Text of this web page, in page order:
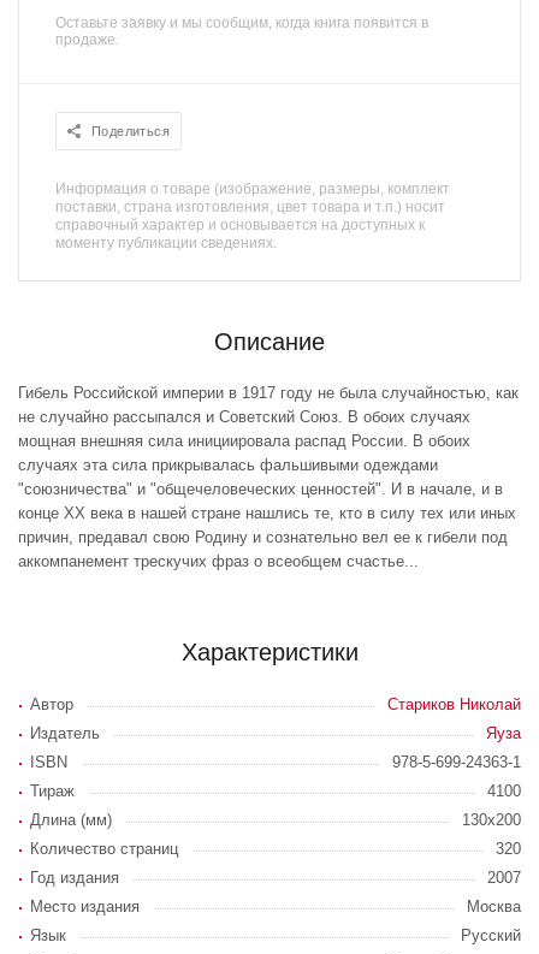
Оставьте заявку и мы сообщим, когда книга появится в
продаже.
Поделиться
Информация о товаре (изображение, размеры, комплект
поставки, страна изготовления, цвет товара и т.п.) носит
справочный характер и основывается на доступных к
моменту публикации сведениях.
Описание
Гибель Российской империи в 1917 году не была случайностью, как
не случайно рассыпался и Советский Союз. В обоих случаях
мощная внешняя сила инициировала распад России. В обоих
случаях эта сила прикрывалась фальшивыми одеждами
"союзничества" и "общечеловеческих ценностей". И в начале, и в
конце XX века в нашей стране нашлись те, кто в силу тех или иных
причин, предавал свою Родину и сознательно вел ее к гибели под
аккомпанемент трескучих фраз о всеобщем счастье...
Характеристики
Автор
Стариков Николай
Издатель
Яуза
ISBN
978-5-699-24363-1
Тираж
4100
Длина (мм)
130x200
Количество страниц
320
Год издания
2007
Место издания
Москва
Язык
Русский